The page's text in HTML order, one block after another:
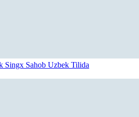
Singx Sahob Uzbek Tilida